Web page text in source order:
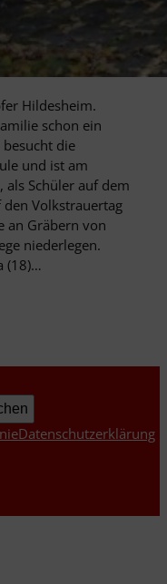
Hildesheim.
schon ein
besucht die
und ist am
Schüler auf dem
Volkstrauertag
an Gräbern von
niederlegen.
(18)…
Datenschutzerklärung